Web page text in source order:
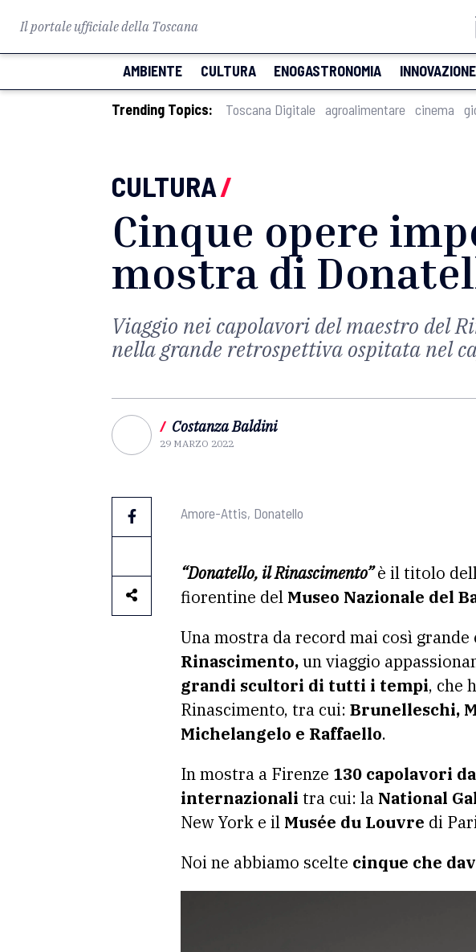
Il portale ufficiale della Toscana
AMBIENTE CULTURA ENOGASTRONOMIA INNOVAZIONE
Trending Topics: Toscana Digitale agroalimentare cinema
CULTURA/
Cinque opere
mostra di
Viaggio nei capolavori del maestro del
nella grande retrospettiva ospitata nel
/ Costanza Baldini
29 MARZO 2022
Amore-Attis, Donatello
“Donatello, il Rinascimento”è il titolo
fiorentine del Museo Nazionale del
Una mostra da record mai così
Rinascimento,un viaggio
grandi scultori di tutti i tempi, che
Rinascimento, tra cui: Brunelleschi,
Michelangelo e Raffaello.
In mostra a Firenze 130 capolavori
internazionali tra cui: la National
New York e il Musée du Louvre di
Noi ne abbiamo scelte cinque che